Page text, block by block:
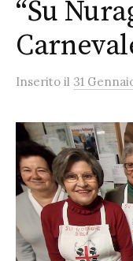
“Su
Inserito il 31